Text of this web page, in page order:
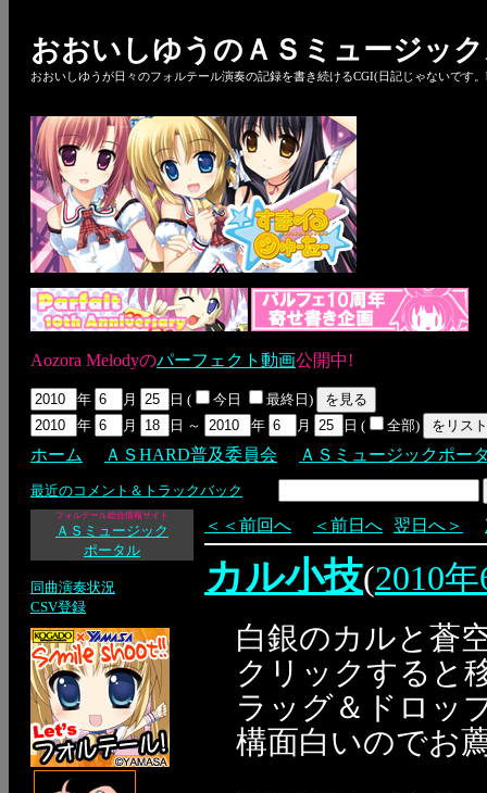
おおいしゆうのＡＳミュージッ
おおいしゆうが日々のフォルテール演奏の記録を書き続けるCGI(日記じゃないです
Aozora Melodyのパーフェクト動画公開中!
年 月 日 ( 今日
最終日)
年
月 日 ～ 年 月 日 ( 全部)
ホーム ＡＳHARD普及委員会 ＡＳミュージックポー
最近のコメント＆トラックバック
フォルテール総合情報サイト
ＡＳミュージック
ポータル
同曲演奏状況
CSV登録
＜＜前回へ ＜前日へ 翌日へ＞
カル小技(2010
白銀のカルと蒼
クリックすると
ラッグ＆ドロッ
構面白いのでお